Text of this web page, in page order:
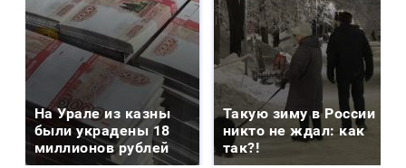
На Урале из казны
были украдены 18
миллионов рублей
Такую зиму в России
никто не ждал: как
так?!